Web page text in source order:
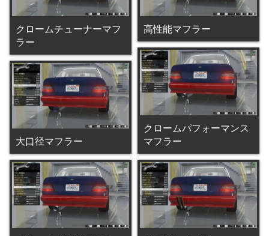
クロームチューナーマフ
ラー
高性能マフラー
クロームパフォーマンス
マフラー
大口径マフラー